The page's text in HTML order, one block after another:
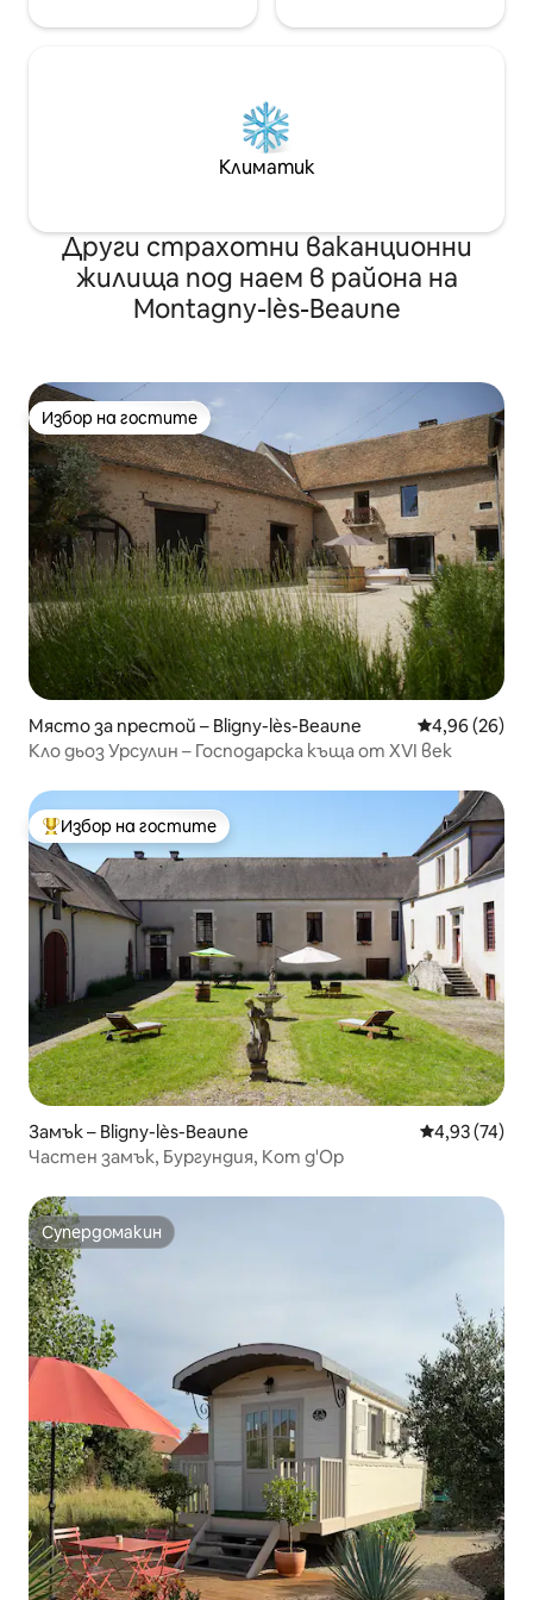
Климатик
Други страхотни ваканционни
жилища под наем в района на
Montagny-lès-Beaune
Избор на гостите
Избор на гостите
Място за престой – Bligny-lès-Beaune Средна
4,96 (26)
Кло дьоз Урсулин – Господарска къща от XVI век
Най-популярен избор на гостите
Избор на гостите
Замък – Bligny-lès-Beaune Средна
4,93 (74)
Частен замък, Бургундия, Кот д'Ор
Супердомакин
Супердомакин